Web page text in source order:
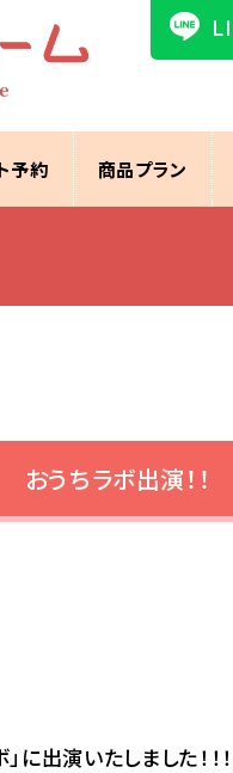
予約 商品プラン
おうちラボ出演！！
に出演いたしました！！！